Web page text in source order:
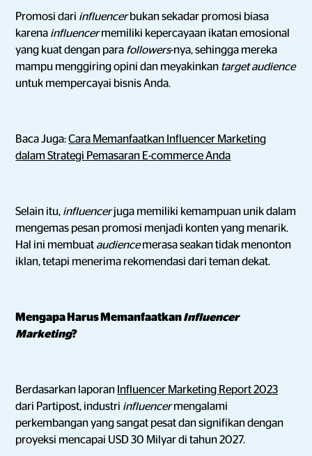
Promosi dari influencerbukan sekadar promosi biasa
karena influencermemiliki kepercayaan ikatan emosional
yang kuat dengan para followers-nya, sehingga mereka
mampu menggiring opini dan meyakinkan target audience
untuk mempercayai bisnis Anda.
Baca Juga:Cara Memanfaatkan Influencer Marketing
dalam Strategi Pemasaran E-commerce Anda
Selain itu, influencerjuga memiliki kemampuan unik dalam
mengemas pesan promosi menjadi konten yang menarik.
Hal ini membuat audiencemerasa seakan tidak menonton
iklan, tetapi menerima rekomendasi dari teman dekat.
Mengapa Harus MemanfaatkanInfluencer
Marketing?
Berdasarkan laporan Influencer Marketing Report 2023
dari Partipost, industri influencermengalami
perkembangan yang sangat pesat dan signifikan dengan
proyeksi mencapai USD 30 Milyar di tahun 2027.